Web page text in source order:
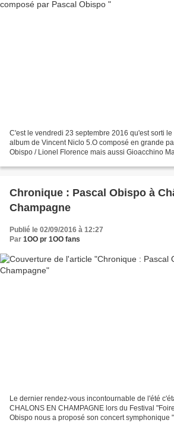
C'est le vendredi 23 septembre 2016 qu'est sorti
album de Vincent Niclo 5.O composé en grande
Obispo / Lionel Florence mais aussi Gioacchino
Chronique : Pascal Obispo à
Champagne
Publié le 02/09/2016 à 12:27
Par 1OO pr 1OO fans
Le dernier rendez-vous incontournable de l'été
CHALONS EN CHAMPAGNE lors du Festival
Obispo nous a proposé son concert symphonique